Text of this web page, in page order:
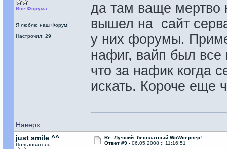
Вне Форума
Я люблю наш Форум!
Настрочил: 29
да там ваще мертво
вышел на сайт
у них форумы.
нафиг, вайп был все
что за нафик когда
искать. Короче еще
Наверх
just smile ^^
Пользователь
Re: Лучший бесплатный WoWсервер!
Ответ #9 - 06.05.2008 :: 11:16:51